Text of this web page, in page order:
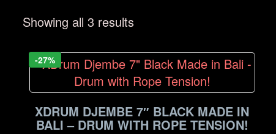
Showing all 3 resultsSorted
price:
high
to
low
-27%
XDRUM DJEMBE 7″ BLACK MADE IN
BALI – DRUM WITH ROPE TENSION!